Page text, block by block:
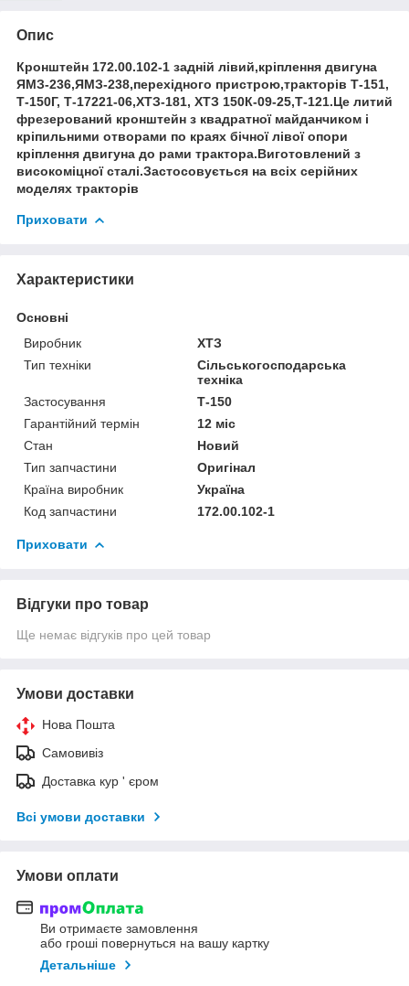
Опис
Кронштейн 172.00.102-1 задній лівий,кріплення двигуна
ЯМЗ-236,ЯМЗ-238,перехідного пристрою,тракторів Т-151,
Т-150Г, Т-17221-06,ХТЗ-181, ХТЗ 150К-09-25,Т-121.Це литий
фрезерований кронштейн з квадратної майданчиком і
кріпильними отворами по краях бічної лівої опори
кріплення двигуна до рами трактора.Виготовлений з
високоміцної сталі.Застосовується на всіх серійних
моделях тракторів
Приховати
Характеристики
Основні
Виробник
ХТЗ
Тип техніки
Сільськогосподарська
техніка
Застосування
Т-150
Гарантійний термін
12 міс
Стан
Новий
Тип запчастини
Оригінал
Країна виробник
Україна
Код запчастини
172.00.102-1
Приховати
Відгуки про товар
Ще немає відгуків про цей товар
Умови доставки
Нова Пошта
Самовивіз
Доставка кур ' єром
Всі умови доставки
Умови оплати
Ви отримаєте замовлення
або гроші повернуться на вашу картку
Детальніше